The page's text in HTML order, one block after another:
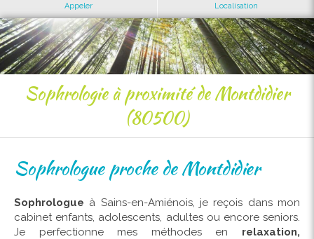
Appeler Localisation
Sophrologie à proximité de Montdidier
(80500)
Sophrologue proche de Montdidier
Sophrologue à Sains-en-Amiénois, je reçois dans mon
cabinet enfants, adolescents, adultes ou encore seniors.
Je perfectionne mes méthodes en relaxation,